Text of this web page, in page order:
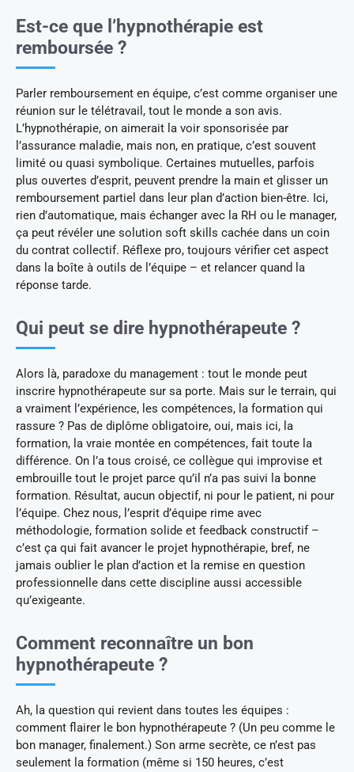
Est-ce que l’hypnothérapie est
remboursée ?
Parler remboursement en équipe, c’est comme organiser une
réunion sur le télétravail, tout le monde a son avis.
L’hypnothérapie, on aimerait la voir sponsorisée par
l’assurance maladie, mais non, en pratique, c’est souvent
limité ou quasi symbolique. Certaines mutuelles, parfois
plus ouvertes d’esprit, peuvent prendre la main et glisser un
remboursement partiel dans leur plan d’action bien-être. Ici,
rien d’automatique, mais échanger avec la RH ou le manager,
ça peut révéler une solution soft skills cachée dans un coin
du contrat collectif. Réflexe pro, toujours vérifier cet aspect
dans la boîte à outils de l’équipe – et relancer quand la
réponse tarde.
Qui peut se dire hypnothérapeute ?
Alors là, paradoxe du management : tout le monde peut
inscrire hypnothérapeute sur sa porte. Mais sur le terrain, qui
a vraiment l’expérience, les compétences, la formation qui
rassure ? Pas de diplôme obligatoire, oui, mais ici, la
formation, la vraie montée en compétences, fait toute la
différence. On l’a tous croisé, ce collègue qui improvise et
embrouille tout le projet parce qu’il n’a pas suivi la bonne
formation. Résultat, aucun objectif, ni pour le patient, ni pour
l’équipe. Chez nous, l’esprit d’équipe rime avec
méthodologie, formation solide et feedback constructif –
c’est ça qui fait avancer le projet hypnothérapie, bref, ne
jamais oublier le plan d’action et la remise en question
professionnelle dans cette discipline aussi accessible
qu’exigeante.
Comment reconnaître un bon
hypnothérapeute ?
Ah, la question qui revient dans toutes les équipes :
comment flairer le bon hypnothérapeute ? (Un peu comme le
bon manager, finalement.) Son arme secrète, ce n’est pas
seulement la formation (même si 150 heures, c’est